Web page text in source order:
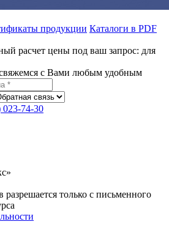
продукции Каталоги в PDF
расчет цены под ваш запрос: для
с Вами любым удобным
023-74-30
разрешается только с письменного